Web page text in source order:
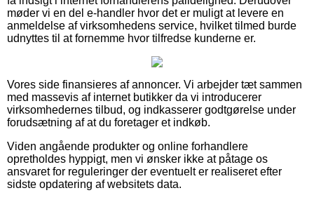
møder vi en del e-handler hvor det er muligt at levere en
anmeldelse af virksomhedens service, hvilket tilmed burde
udnyttes til at fornemme hvor tilfredse kunderne er.
Vores side finansieres af annoncer. Vi arbejder tæt sammen
med massevis af internet butikker da vi introducerer
virksomhedernes tilbud, og indkasserer godtgørelse under
forudsætning af at du foretager et indkøb.
Viden angående produkter og online forhandlere
opretholdes hyppigt, men vi ønsker ikke at påtage os
ansvaret for reguleringer der eventuelt er realiseret efter
sidste opdatering af websitets data.